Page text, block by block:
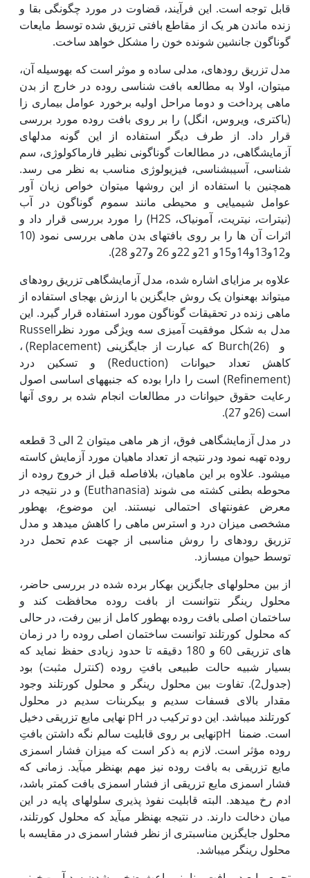
قابل توجه است. این فرآیند، قضاوت در مورد چگونگی بقا و
زنده ماندن هر یک از مقاطع بافتی تزریق شده توسط مایعات
گوناگون جانشین شونده خون را مشکل خواهد ساخت.
مدل تزریق روده‏ای، مدلی ساده و موثر است که به‏وسیله آن،
می‏توان، اولا به مطالعه بافت شناسی روده در خارج از بدن
ماهی پرداخت و دوما مراحل اولیه برخورد عوامل بیماری زا
(باکتری، ویروس، انگل) را بر روی بافت روده مورد بررسی
قرار داد. از طرف دیگر استفاده از این گونه مدل‏های
آزمایشگاهی، در مطالعات گوناگونی نظیر فارماکولوژی، سم
شناسی، آسیب‏شناسی، فیزیولوژی مناسب به نظر می رسد.
همچنین با استفاده از این روش‏ها می‏توان خواص زیان آور
عوامل شیمیایی و محیطی مانند سموم گوناگون در آب
(نیترات، نیتریت، آمونیاک، H2S) را مورد بررسی قرار داد و
اثرات آن ها را بر روی بافت‏های بدن ماهی بررسی نمود (10
و12و13و14و15و 21و 22و 26 و27و 28).
علاوه بر مزایای اشاره شده، مدل آزمایشگاهی تزریق روده‏ای
می‏تواند به‏عنوان یک روش جایگزین با ارزش به‏جای استفاده از
ماهی زنده در تحقیقات گوناگون مورد استفاده قرار گیرد. این
مدل به شکل موفقیت آمیزی سه ویژگی مورد نظرRussell
و Burch(26) که عبارت از جایگزینی (Replacement) ،
کاهش تعداد حیوانات (Reduction) و تسکین درد
(Refinement) است را دارا بوده که جنبه‏های اساسی اصول
رعایت حقوق حیوانات در مطالعات انجام شده بر روی آن‏ها
است (26و 27).
در مدل آزمایشگاهی فوق، از هر ماهی می‏توان 2 الی 3 قطعه
روده تهیه نمود ودر نتیجه از تعداد ماهیان مورد آزمایش کاسته
می‏شود. علاوه بر این ماهیان، بلافاصله قبل از خروج روده از
محوطه بطنی کشته می شوند (Euthanasia) و در نتیجه در
معرض عفونت‏های احتمالی نیستند. این موضوع، به‏طور
مشخصی میزان درد و استرس ماهی را کاهش می‏دهد و مدل
تزریق روده‏ای را روش مناسبی از جهت عدم تحمل درد
توسط حیوان می‏سازد.
از بین محلول‏های جایگزین به‏کار برده شده در بررسی حاضر،
محلول رینگر نتوانست از بافت روده محافظت کند و
ساختمان اصلی بافت روده به‏طور کامل از بین رفت، در حالی
که محلول کورتلند توانست ساختمان اصلی روده را در زمان
های تزریقی 60 و 180 دقیقه تا حدود زیادی حفظ نماید که
بسیار شبیه حالت طبیعی بافتِ روده (کنترل مثبت) بود
(جدول2). تفاوت بین محلول رینگر و محلول کورتلند وجود
مقدار بالای فسفات سدیم و بی‏کربنات سدیم در محلول
کورتلند می‏باشد. این دو ترکیب در pH نهایی مایع تزریقی دخیل
است. ضمنا pHنهایی بر روی قابلیت سالم نگه داشتن بافتِ
روده مؤثر است. لازم به ذکر است که میزان فشار اسمزی
مایع تزریقی به بافت روده نیز مهم به‏نظر می‏آید. زمانی که
فشار اسمزی مایع تزریقی از فشار اسمزی بافت کمتر باشد،
ادم رخ می‏دهد. البته قابلیت نفوذ پذیری سلول‏های پایه در این
میان دخالت دارند. در نتیجه به‏نظر می‏آید که محلول کورتلند،
محلول جایگزین مناسب‏تری از نظر فشار اسمزی در مقایسه با
محلول رینگر می‏باشد.